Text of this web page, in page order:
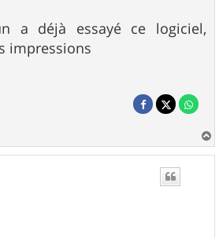
a déjà essayé ce logiciel,
impressions
a